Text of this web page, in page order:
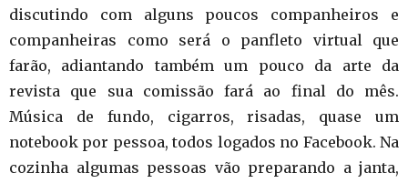
discutindo com alguns poucos companheiros e
companheiras como será o panfleto virtual que
farão, adiantando também um pouco da arte da
revista que sua comissão fará ao final do mês.
Música de fundo, cigarros, risadas, quase um
notebook por pessoa, todos logados no Facebook. Na
cozinha algumas pessoas vão preparando a janta,